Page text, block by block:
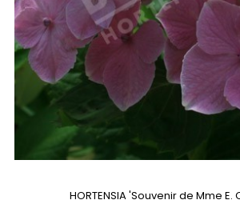
HORTENSIA 'Souvenir de Mme